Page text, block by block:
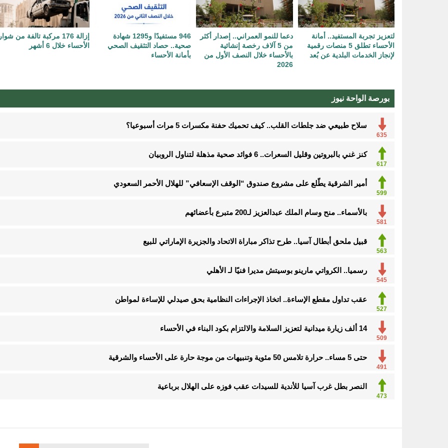
لتعزيز تجربة المستفيد.. أمانة
الأحساء تطلق 5 منصات رقمية
لإنجاز الخدمات البلدية عن بُعد
دعما للنمو العمراني.. إصدار أكثر
من 5 آلاف رخصة إنشائية
بالأحساء خلال النصف الأول من
2026
946 مستفيدًا و1295 شهادة
صحية.. حصاد التثقيف الصحي
بأمانة الأحساء
إزالة 176 مركبة تالفة من
الأحساء خلال 6 أشهر
بورصة الواحة نيوز
635
سلاح طبيعي ضد جلطات القلب.. كيف تحميك حفنة مكسرات 5 مرات أسبوعيا؟
605
كنز غني بالبروتين وقليل السعرات.. 6 فوائد صحية مذهلة لتناول الروبيان
599
أمير الشرقية يطّلع على مشروع صندوق “الوقف الإسعافي” للهلال الأحمر السعودي
581
بالأسماء.. منح وسام الملك عبدالعزيز لـ200 متبرع بأعضائهم
563
قبيل ملحق أبطال آسيا.. طرح تذاكر مباراة الاتحاد والجزيرة الإماراتي للبيع
545
رسميا.. الكرواتي مارينو بوسيتش مديرا فنيًا لـ الأهلي
527
عقب تداول مقطع الإساءة.. اتخاذ الإجراءات النظامية بحق صيدلي للإساءة لمواطن
509
14 ألف زيارة ميدانية لتعزيز السلامة والالتزام بكود البناء في الأحساء
491
حتى 5 مساء.. حرارة تلامس 50 مئوية وتنبيهات من موجة حارة على الأحساء والشرقية
473
النصر بطل غرب آسيا للأندية للسيدات عقب فوزه على الهلال برباعية